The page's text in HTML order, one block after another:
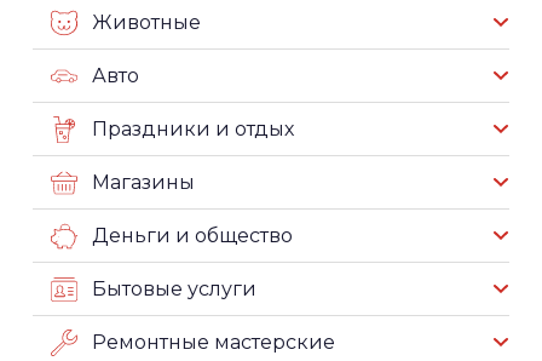
Животные
Авто
Праздники и отдых
Магазины
Деньги и общество
Бытовые услуги
Ремонтные мастерские